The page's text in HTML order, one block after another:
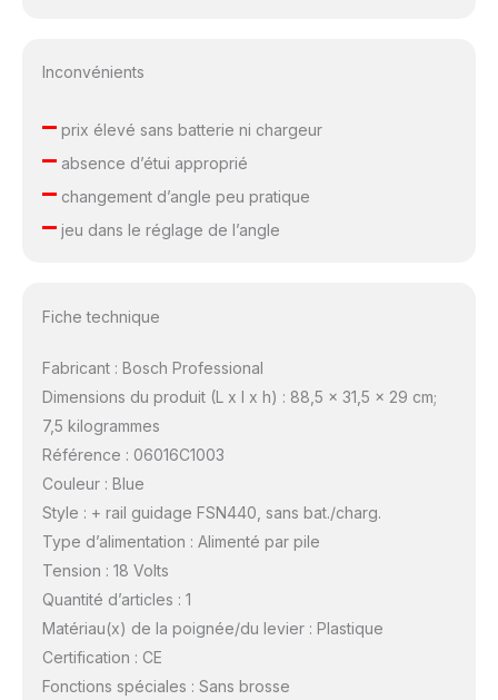
Inconvénients
–prix élevé sans batterie ni chargeur
–absence d’étui approprié
–changement d’angle peu pratique
–jeu dans le réglage de l’angle
Fiche technique
Fabricant : Bosch Professional
Dimensions du produit (L x l x h) : 88,5 x 31,5 x 29 cm;
7,5 kilogrammes
Référence : 06016C1003
Couleur : Blue
Style : + rail guidage FSN440, sans bat./charg.
Type d’alimentation : Alimenté par pile
Tension : 18 Volts
Quantité d’articles : 1
Matériau(x) de la poignée/du levier : Plastique
Certification : CE
Fonctions spéciales : Sans brosse